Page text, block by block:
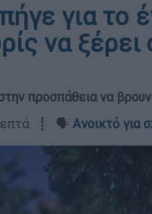
για το
να ξέρει
προσπάθεια να
λεπτά ┋ 🗣️ Ανοικτό για